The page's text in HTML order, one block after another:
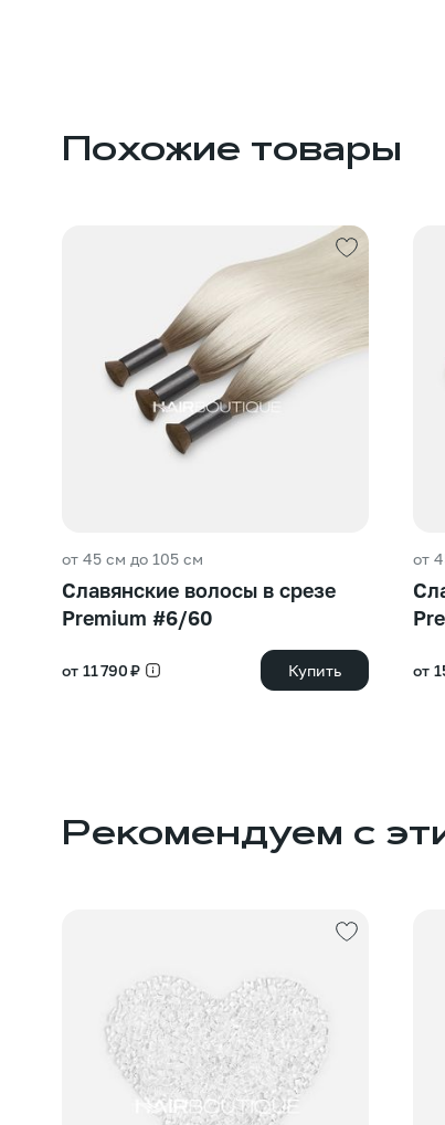
Похожие товары
от 45 см до 105 см
Славянские волосы в срезе
Premium #6/60
от 11 790 ₽ Купить
от
от
Рекомендуем с